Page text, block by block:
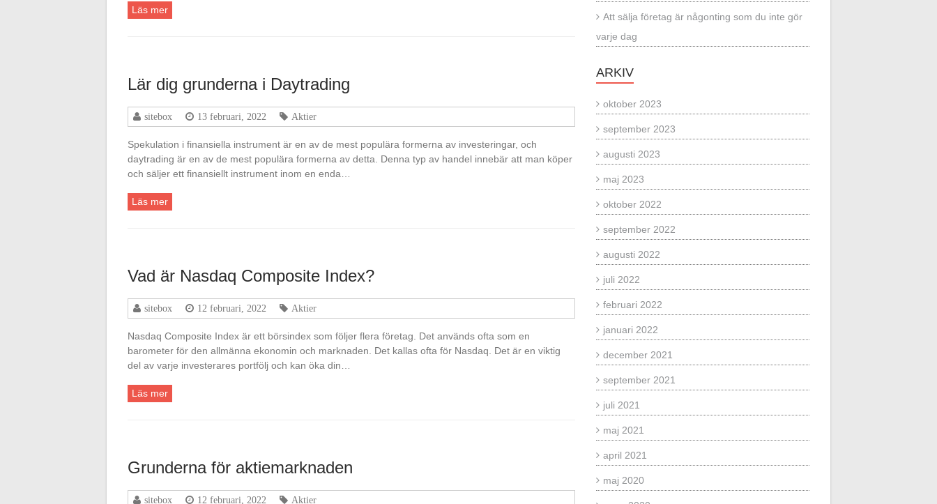
Läs mer
Lär dig grunderna i Daytrading
sitebox 13 februari, 2022 Aktier
Spekulation i finansiella instrument är en av de mest populära formerna av investeringar, och
daytrading är en av de mest populära formerna av detta. Denna typ av handel innebär att man köper
och säljer ett finansiellt instrument inom en enda…
Läs mer
Vad är Nasdaq Composite Index?
sitebox 12 februari, 2022 Aktier
Nasdaq Composite Index är ett börsindex som följer flera företag. Det används ofta som en
barometer för den allmänna ekonomin och marknaden. Det kallas ofta för Nasdaq. Det är en viktig
del av varje investerares portfölj och kan öka din…
Läs mer
Grunderna för aktiemarknaden
sitebox 12 februari, 2022 Aktier
Att sälja företag är någonting som du inte gör
varje dag
ARKIV
oktober 2023
september 2023
augusti 2023
maj 2023
oktober 2022
september 2022
augusti 2022
juli 2022
februari 2022
januari 2022
december 2021
september 2021
juli 2021
maj 2021
april 2021
maj 2020